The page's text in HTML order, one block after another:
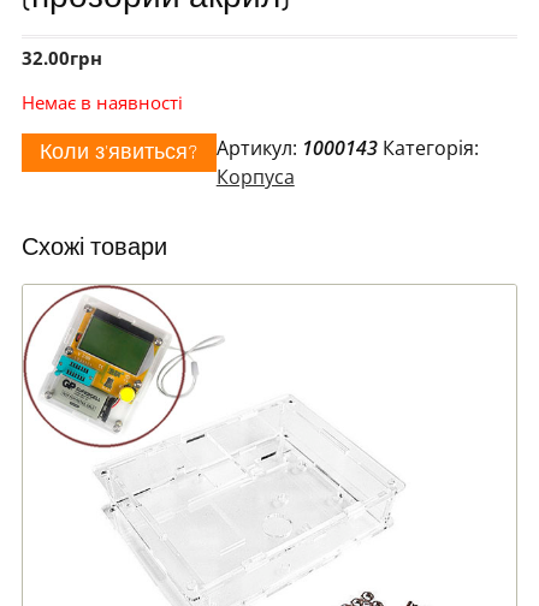
32.00грн
Немає в наявності
Коли з'явиться? Артикул: 1000143 Категорія:
Корпуса
Схожі товари